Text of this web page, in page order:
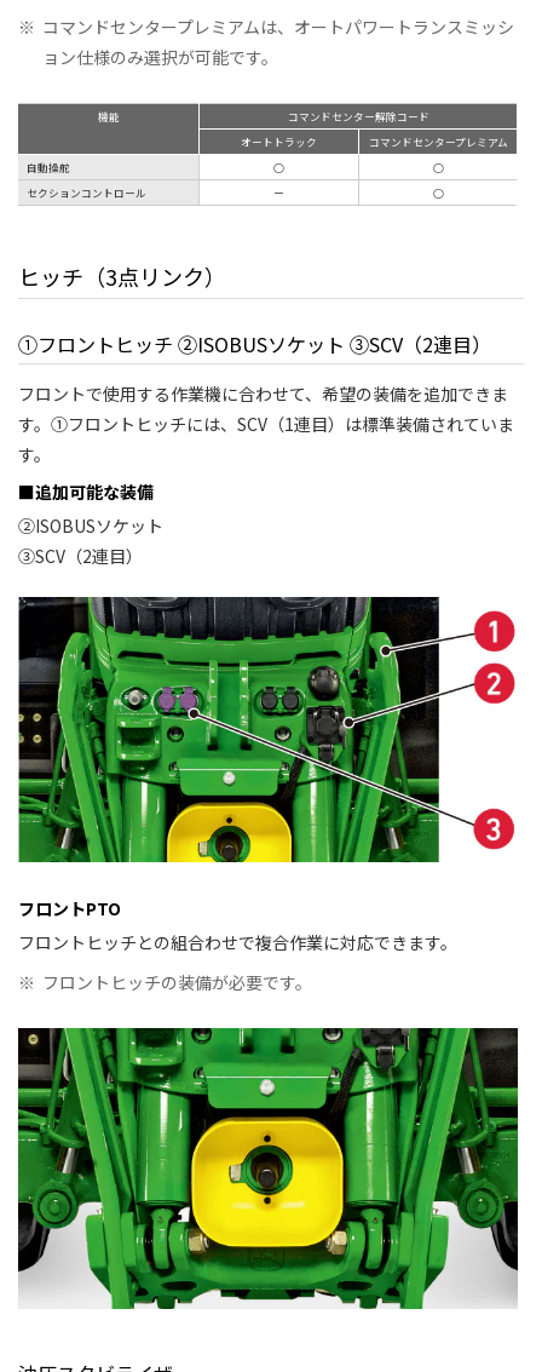
※ コマンドセンタープレミアムは、オートパワートランスミッシ
ョン仕様のみ選択が可能です。
機能
コマンドセンター解除コード
オートトラック
コマンドセンタープレミアム
自動操舵
○
○
セクションコントロール
ー ○
ヒッチ（3点リンク）
①フロントヒッチ ②ISOBUSソケット ③SCV（2連目）
フロントで使用する作業機に合わせて、希望の装備を追加できま
す。①フロントヒッチには、SCV（1連目）は標準装備されていま
す。
■追加可能な装備
②ISOBUSソケット
③SCV（2連目）
フロントPTO
フロントヒッチとの組合わせで複合作業に対応できます。
※ フロントヒッチの装備が必要です。